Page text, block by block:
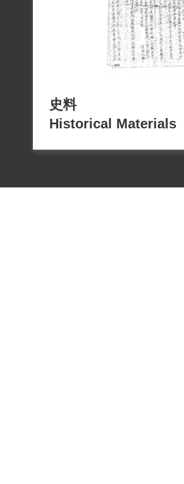
史料
Historical Materials